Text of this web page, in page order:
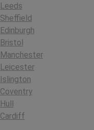
Leeds
Sheffield
Edinburgh
Bristol
Manchester
Leicester
Islington
Coventry
Hull
Cardiff